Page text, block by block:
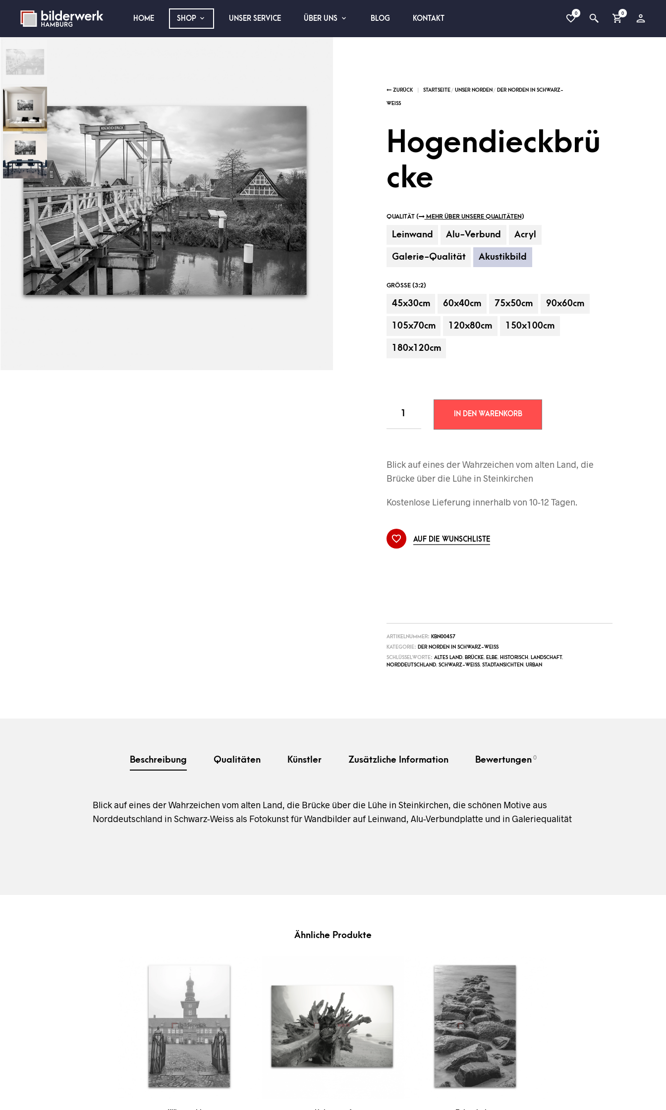
HOME SHOP UNSER SERVICE ÜBER UNS BLOG KONTAKT
0 0
Hogendieckbrü
cke
QUALITÄT ( MEHR ÜBER UNSERE QUALITÄTEN)
Leinwand Alu-Verbund Acryl
Galerie-Qualität Akustikbild
GRÖSSE (3:2)
45x30cm 60x40cm 75x50cm 90x60cm
105x70cm 120x80cm 150x100cm
180x120cm
IN DEN WARENKORB
Blick auf eines der Wahrzeichen vom alten Land, die
Brücke über die Lühe in Steinkirchen
Kostenlose Lieferung innerhalb von 10-12 Tagen.
AUF DIE WUNSCHLISTE
ARTIKELNUMMER: KBN00457
KATEGORIE: DER NORDEN IN SCHWARZ-WEISS
SCHLÜSSELWORTE: ALTES LAND, BRÜCKE, ELBE, HISTORISCH, LANDSCHAFT,
NORDDEUTSCHLAND, SCHWARZ-WEISS, STADTANSICHTEN, URBAN
Beschreibung Qualitäten Künstler Zusätzliche Information Bewertungen 0
Blick auf eines der Wahrzeichen vom alten Land, die Brücke über die Lühe in Steinkirchen, die schönen Motive aus
Norddeutschland in Schwarz-Weiss als Fotokunst für Wandbilder auf Leinwand, Alu-Verbundplatte und in Galeriequalität
Ähnliche Produkte